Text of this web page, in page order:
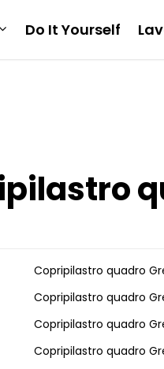
Do It Yourself
Copripilastro quadro
Copripilastro quadro
Copripilastro quadro
Copripilastro quadro